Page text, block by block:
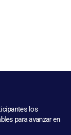
los
para avanzar en